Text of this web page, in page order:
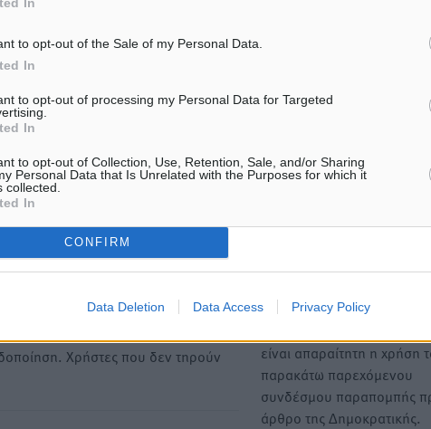
to opt-out of the Sale of my Personal Data.
In
to opt-out of processing my Personal Data for Targeted
In
to opt-out of Collection, Use, Retention, Sale, and/or Sharing
Personal Data that Is Unrelated with the Purposes for which it
collected.
In
CONFIRM
Data Deletion Data Access Privacy Policy
ΔΙΑΒΑΣΕ ΕΠΙΣΗΣ
ΑΘΛΗΤΙΚΆ
μικρών στη 12άδα
08.08.26 · 12:00
μετακίνησης του
Πρωταθλήματος Κ20 στα
Η Δημοκρατική δεν υιοθετεί
όποια σχόλια θεωρούμε
Χρήστες που δεν τηρούν
Υπενθύμιση:
Για την μερική
είναι απαραίτητη η χρήση
παρακάτω παρεχόμενου
συνδέσμου παραπομπής
άρθρο της Δημοκρατικής.